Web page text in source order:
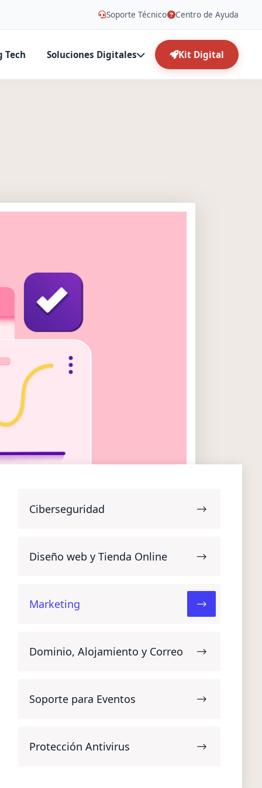
Soporte Técnico Centro de Ayuda
Tech Soluciones Digitales Kit Digital
Ciberseguridad
Diseño web y Tienda Online
Marketing
Dominio, Alojamiento y Correo
Soporte para Eventos
Protección Antivirus